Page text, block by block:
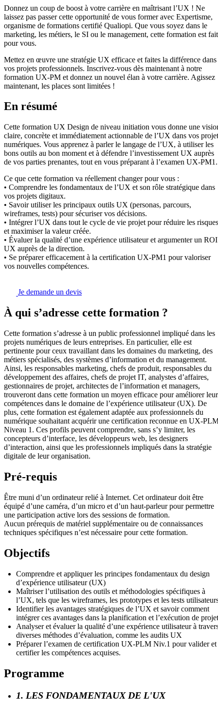
Donnez un coup de boost à votre carrière en maîtrisant l’UX ! Ne
laissez pas passer cette opportunité de vous former avec Expertisme,
organisme de formations certifié Qualiopi. Que vous soyez dans le
marketing, les métiers, le SI ou le management, cette formation est
pour vous.
Mettez en œuvre une stratégie UX efficace et faites la différence dans
vos projets professionnels. Inscrivez-vous dès maintenant à notre
formation UX-PM et donnez un nouvel élan à votre carrière. Agissez
maintenant, les places sont limitées !
En résumé
Cette formation UX Design de niveau initiation vous donne une
claire, concrète et immédiatement actionnable de l’UX dans vos
numériques. Vous apprenez à parler le langage de l’UX, à utiliser les
bons outils au bon moment et à défendre l’investissement UX auprès
de vos parties prenantes, tout en vous préparant à l’examen UX-PM1.
Ce que cette formation va réellement changer pour vous :
• Comprendre les fondamentaux de l’UX et son rôle stratégique dans
vos projets digitaux.
• Savoir utiliser les principaux outils UX (personas, parcours,
wireframes, tests) pour sécuriser vos décisions.
• Intégrer l’UX dans tout le cycle de vie projet pour réduire les risques
et maximiser la valeur créée.
• Évaluer la qualité d’une expérience utilisateur et argumenter un ROI
UX auprès de la direction.
• Se préparer efficacement à la certification UX-PM1 pour valoriser
vos nouvelles compétences.
Je demande un devis
À qui s’adresse cette formation ?
Cette formation s’adresse à un public professionnel impliqué dans les
projets numériques de leurs entreprises. En particulier, elle est
pertinente pour ceux travaillant dans les domaines du marketing, des
métiers spécialisés, des systèmes d’information et du management.
Ainsi, les responsables marketing, chefs de produit, responsables du
développement des affaires, chefs de projet IT, analystes d’affaires,
gestionnaires de projet, architectes de l’information et managers,
trouveront dans cette formation un moyen efficace pour améliorer
compétences dans le domaine de l’expérience utilisateur (UX). De
plus, cette formation est également adaptée aux professionnels du
numérique souhaitant acquérir une certification reconnue en UX-
Niveau 1. Ces profils peuvent comprendre, sans s’y limiter, les
concepteurs d’interface, les développeurs web, les designers
d’interaction, ainsi que les professionnels impliqués dans la stratégie
digitale de leur organisation.
Pré-requis
Être muni d’un ordinateur relié à Internet. Cet ordinateur doit être
équipé d’une caméra, d’un micro et d’un haut-parleur pour permettre
une participation active lors des sessions de formation.
Aucun prérequis de matériel supplémentaire ou de connaissances
techniques spécifiques n’est nécessaire pour cette formation.
Objectifs
Comprendre et appliquer les principes fondamentaux du design
d’expérience utilisateur (UX)
Maîtriser l’utilisation des outils et méthodologies spécifiques à
l’UX, tels que les wireframes, les prototypes et les tests
Identifier les avantages stratégiques de l’UX et savoir comment
intégrer ces avantages dans la planification et l’exécution de
Analyser et évaluer la qualité d’une expérience utilisateur à
diverses méthodes d’évaluation, comme les audits UX
Préparer l’examen de certification UX-PLM Niv.1 pour valider et
certifier les compétences acquises.
Programme
1. LES FONDAMENTAUX DE L'UX